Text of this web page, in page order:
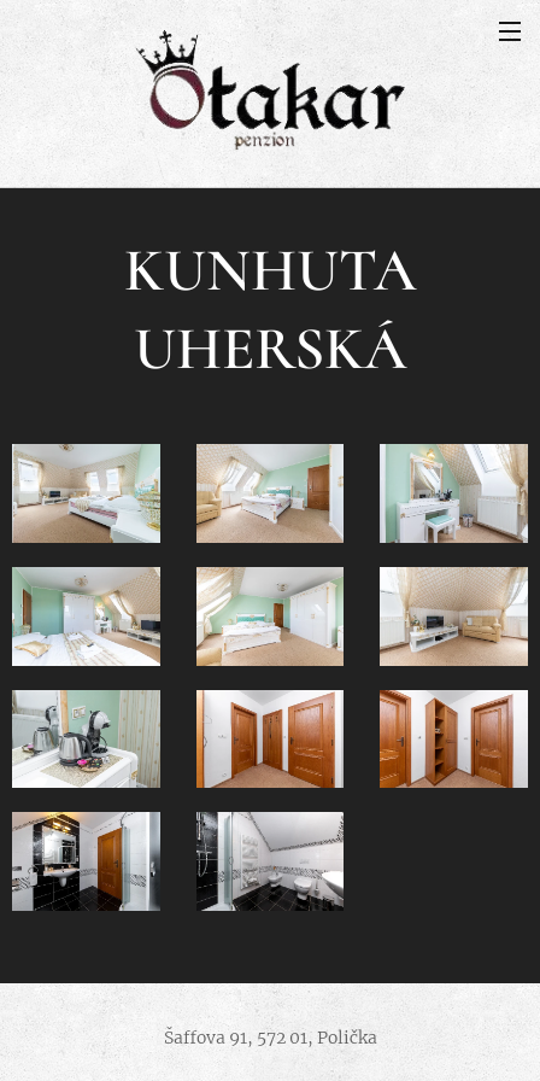
KUNHUTA
UHERSKÁ
Šaffova 91, 572 01, Polička